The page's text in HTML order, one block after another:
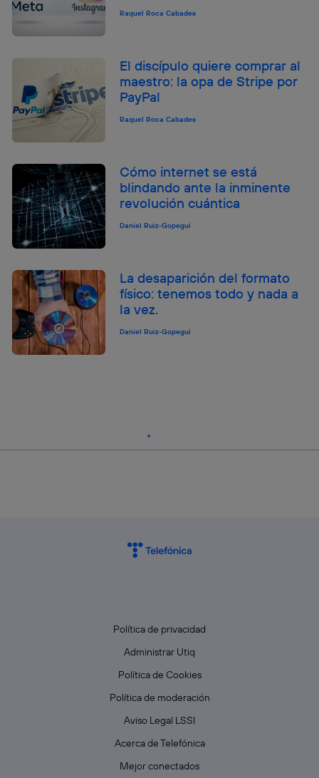
Raquel Roca Cabades
El discípulo quiere comprar al
maestro: la opa de Stripe por
PayPal
Raquel Roca Cabades
Cómo internet se está
blindando ante la inminente
revolución cuántica
Daniel Ruiz-Gopegui
La desaparición del formato
físico: tenemos todo y nada a
la vez.
Daniel Ruiz-Gopegui
Política de privacidad
Administrar Utiq
Política de Cookies
Política de moderación
Aviso Legal LSSI
Acerca de Telefónica
Mejor conectados